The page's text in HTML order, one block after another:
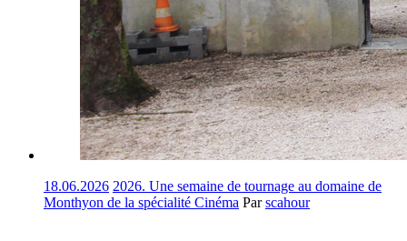
18.06.2026 2026. Une semaine de tournage au domaine de
Monthyon de la spécialité Cinéma Parscahour